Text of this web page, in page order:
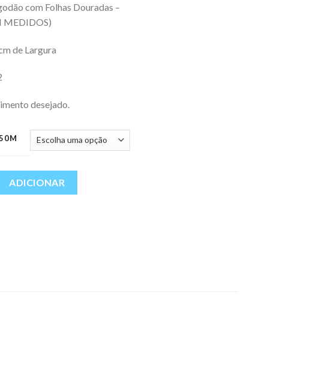
2,20 €
through
com Folhas Douradas –
MEDIDOS)
de Largura
desejado.
ADICIONAR